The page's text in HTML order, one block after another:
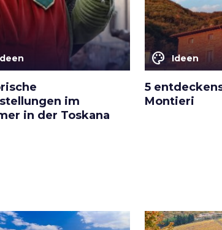
im
in der Toskana
color_lens Ideen
5
Montieri